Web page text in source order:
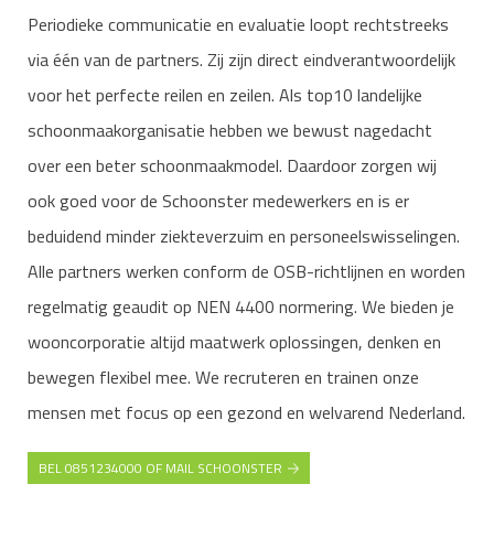
Periodieke communicatie en evaluatie loopt rechtstreeks
via één van de partners. Zij zijn direct eindverantwoordelijk
voor het perfecte reilen en zeilen. Als top10 landelijke
schoonmaakorganisatie hebben we bewust nagedacht
over een beter schoonmaakmodel. Daardoor zorgen wij
ook goed voor de Schoonster medewerkers en is er
beduidend minder ziekteverzuim en personeelswisselingen.
Alle partners werken conform de OSB-richtlijnen en worden
regelmatig geaudit op NEN 4400 normering. We bieden je
wooncorporatie altijd maatwerk oplossingen, denken en
bewegen flexibel mee. We recruteren en trainen onze
mensen met focus op een gezond en welvarend Nederland.
BEL 0851234000 OF MAIL SCHOONSTER